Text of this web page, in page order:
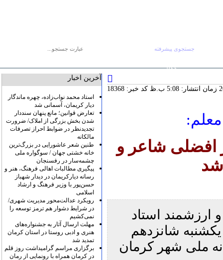
جستجوی پیشرفته
RSS
کد خبر: 18368
افضلی شاعر و
شد
ارزشمند استاد
شانزدهم
ملی شهر کرمان
آخرین اخبار
استاد محمد نواب‌زاده، چهره ماندگار
دیار کریمان، آسمانی شد
تعارض قوانین؛ مانع پنهان سنددار
شدن بخش بزرگی از املاک/ ضرورت
تجدیدنظر در ضوابط احراز تصرفات
مالکانه
طنین شعر عاشورایی در بزرگ‌ترین
خانه خشتی جهان / سوگواره ملی
چشمه‌سار در رفسنجان
پیگیری مطالبات اهالی فرهنگ، هنر و
رسانه دیارکریمان در دیدار شهباز
حسن‌پور با وزیر فرهنگ و ارشاد
اسلامی
رویکرد عدالت‌محور مدیریت شهری/
در شرایط دشوار هم ترمز توسعه را
نمی‌کشیم
مهلت ارسال آثار به جشنواره‌های
هنری و ادبی روستا در استان کرمان
تمدید شد
برگزاری مراسم گرامیداشت روز قلم
در کرمان همراه با رونمایی از رمان